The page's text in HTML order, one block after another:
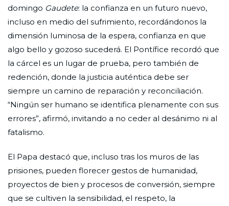
domingo Gaudete: la confianza en un futuro nuevo,
incluso en medio del sufrimiento, recordándonos la
dimensión luminosa de la espera, confianza en que
algo bello y gozoso sucederá. El Pontífice recordó que
la cárcel es un lugar de prueba, pero también de
redención, donde la justicia auténtica debe ser
siempre un camino de reparación y reconciliación.
“Ningún ser humano se identifica plenamente con sus
errores”, afirmó, invitando a no ceder al desánimo ni al
fatalismo.
El Papa destacó que, incluso tras los muros de las
prisiones, pueden florecer gestos de humanidad,
proyectos de bien y procesos de conversión, siempre
que se cultiven la sensibilidad, el respeto, la